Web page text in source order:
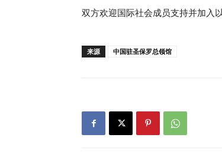
双方欢迎国际社会成员支持并加入
来源 中国驻圣保罗总领馆